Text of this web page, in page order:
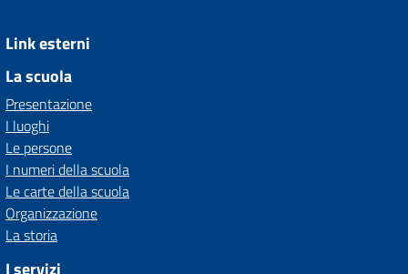
Link esterni
La scuola
Presentazione
I luoghi
Le persone
I numeri della scuola
Le carte della scuola
Organizzazione
La storia